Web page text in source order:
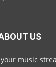
US
music